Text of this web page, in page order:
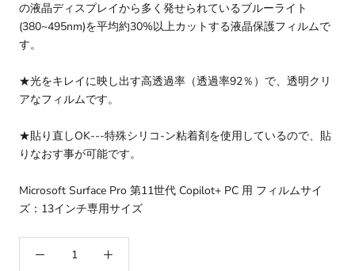
の液晶ディスプレイから多く発せられているブルーライト
(380~495nm)を平均約30%以上カットする液晶保護フィルムで
す。
★光をキレイに映し出す高透過率（透過率92％）で、透明クリ
アなフィルムです。
★貼り直しOK---特殊シリコ-ン粘着剤を使用しているので、貼
りなおす事が可能です。
Microsoft Surface Pro 第11世代 Copilot+ PC 用 フィルムサイ
ズ：13インチ専用サイズ